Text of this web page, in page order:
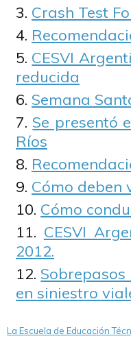
Crash Test
CESVI
reducida
Semana
Se presentó
Ríos
Cómo deben
Cómo
CESVI
2012.
en siniestro
La Escuela de Educación